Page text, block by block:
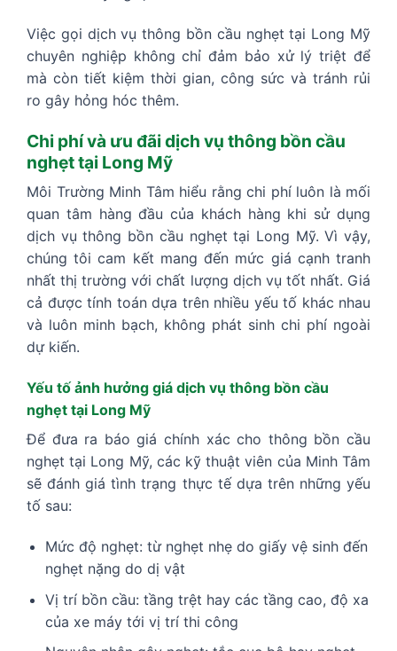
Việc gọi dịch vụ thông bồn cầu nghẹt tại Long Mỹ
chuyên nghiệp không chỉ đảm bảo xử lý triệt để
mà còn tiết kiệm thời gian, công sức và tránh rủi
ro gây hỏng hóc thêm.
Chi phí và ưu đãi dịch vụ thông bồn cầu
nghẹt tại Long Mỹ
Môi Trường Minh Tâm hiểu rằng chi phí luôn là mối
quan tâm hàng đầu của khách hàng khi sử dụng
dịch vụ thông bồn cầu nghẹt tại Long Mỹ. Vì vậy,
chúng tôi cam kết mang đến mức giá cạnh tranh
nhất thị trường với chất lượng dịch vụ tốt nhất. Giá
cả được tính toán dựa trên nhiều yếu tố khác nhau
và luôn minh bạch, không phát sinh chi phí ngoài
dự kiến.
Yếu tố ảnh hưởng giá dịch vụ thông bồn cầu
nghẹt tại Long Mỹ
Để đưa ra báo giá chính xác cho thông bồn cầu
nghẹt tại Long Mỹ, các kỹ thuật viên của Minh Tâm
sẽ đánh giá tình trạng thực tế dựa trên những yếu
tố sau:
Mức độ nghẹt: từ nghẹt nhẹ do giấy vệ sinh đến
nghẹt nặng do dị vật
Vị trí bồn cầu: tầng trệt hay các tầng cao, độ xa
của xe máy tới vị trí thi công